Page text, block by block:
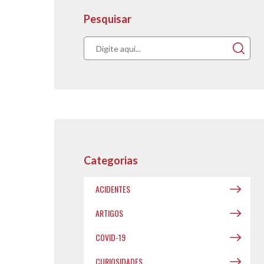
Acompanhe
publicações.
Pesquisar
Categorias
ACIDENTES
ARTIGOS
COVID-19
CURIOSIDADES